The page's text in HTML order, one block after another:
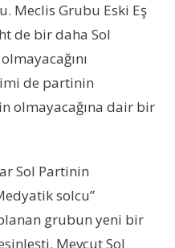
Meclis Grubu Eski Eş
de bir daha Sol
de partinin
olmayacağına dair bir
Sol Partinin
solcu”
grubun yeni bir
Mevcut Sol